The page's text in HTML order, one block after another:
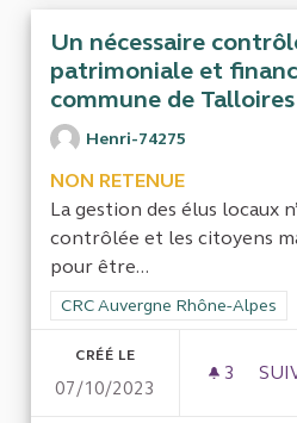
Un nécessaire
patrimoniale et
commune de
Henri-74275
NON RETENUE
La gestion des élus locaux
contrôlée et les citoyens
pour être...
Filtrer les résultats de la
CRC Auvergne Rhône-Alpes
CRÉÉ LE
07/10/2023
3 3